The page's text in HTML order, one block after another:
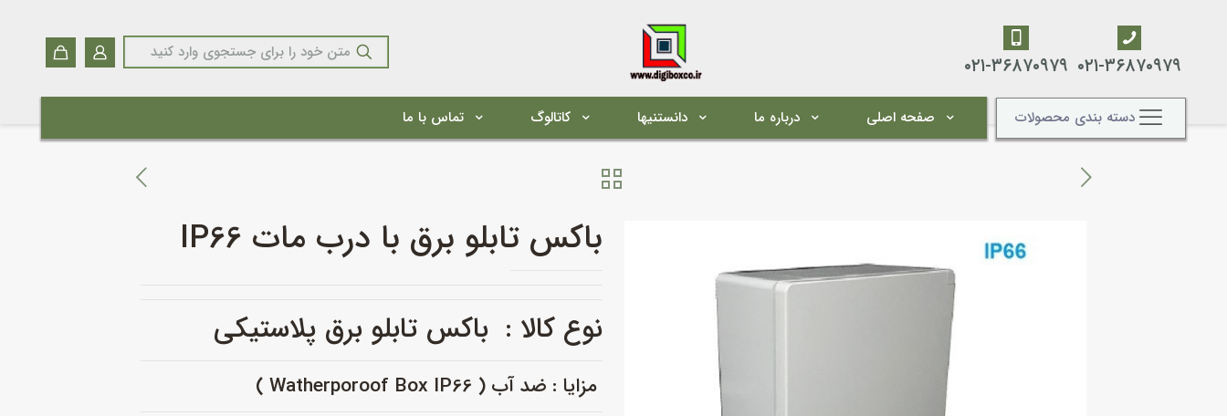
۰۲۱-۳۶۸۷۰۹۷۹ ۰۲۱-۳۶۸۷۰۹۷۹
دسته بندی محصولات صفحه اصلی درباره ما دانستنیها کاتالوگ تماس با ما
باکس تابلو برق با درب مات IP66
نوع کالا : باکس تابلو برق پلاستیکی
مزایا : ضد آب ( Watherporoof Box IP66 )